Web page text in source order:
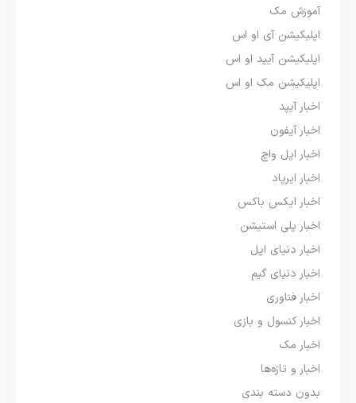
آموزش مک
اپلیکیشن آی او اس
اپلیکیشن آیپد او اس
اپلیکیشن مک او اس
اخبار آیپد
اخبار آیفون
اخبار اپل واچ
اخبار ایرپاد
اخبار ایکس باکس
اخبار پلی استیشن
اخبار دنیای اپل
اخبار دنیای گیم
اخبار فناوری
اخبار کنسول و بازی
اخبار مک
اخبار و تازه‌ها
بدون دسته بندی